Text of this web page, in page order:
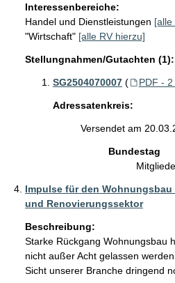
Interessenbereiche:
Handel und Dienstleistungen [alle
"Wirtschaft" [alle RV hierzu]
Stellungnahmen/Gutachten (1):
SG2504070007 ( PDF -
Adressatenkreis:
Versendet am
Bundestag
Impulse für den
und Renovierungssektor
Beschreibung:
Starke Rückgang Wohnungsbau
nicht außer Acht gelassen
Sicht unserer Branche dringend